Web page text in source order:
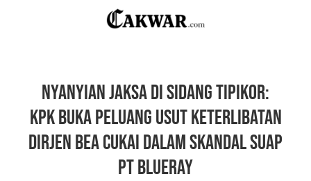
Nyanyian Jaksa di Sidang Tipikor:
KPK Buka Peluang Usut Keterlibatan
Dirjen Bea Cukai dalam Skandal Suap
PT Blueray